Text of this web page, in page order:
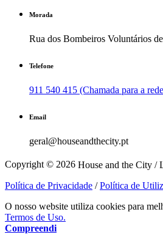
Morada
Rua dos Bombeiros Voluntários
Telefone
911 540 415 (Chamada para a
Email
geral@houseandthecity.pt
Copyright © 2026 House and the City /
Política de Privacidade /Política de
O nosso website utiliza cookies para
Termos de Uso.
Compreendi